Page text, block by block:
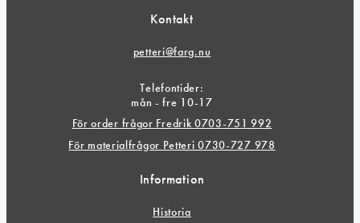
Kontakt
petteri@farg.nu
Telefontider:
mån - fre 10-17
För order frågor Fredrik 0703-751 992
För materialfrågor Petteri 0730-727 978
Information
Historia